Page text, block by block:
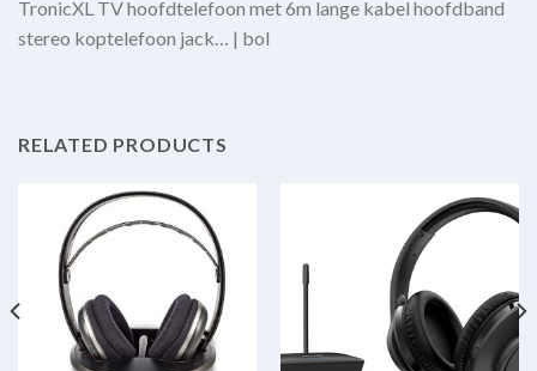
TronicXL TV hoofdtelefoon met 6m lange kabel hoofdband
stereo koptelefoon jack… | bol
RELATED PRODUCTS